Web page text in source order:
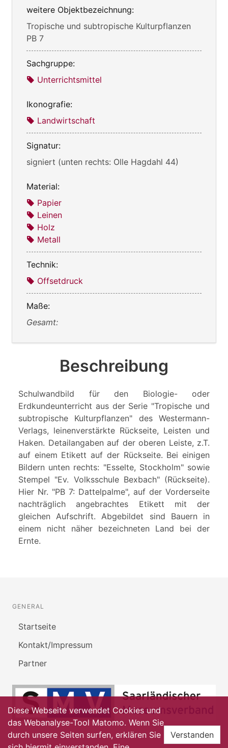
weitere Objektbezeichnung:
Tropische und subtropische Kulturpflanzen
PB 7
Sachgruppe:
Unterrichtsmittel
Ikonografie:
Landwirtschaft
Signatur:
signiert (unten rechts: Olle Hagdahl 44)
Material:
Papier
Leinen
Holz
Metall
Technik:
Offsetdruck
Maße:
Gesamt:
Beschreibung
Schulwandbild für den Biologie- oder
Erdkundeunterricht aus der Serie "Tropische und
subtropische Kulturpflanzen" des Westermann-
Verlags, leinenverstärkte Rückseite, Leisten und
Haken. Detailangaben auf der oberen Leiste, z.T.
auf einem Etikett auf der Rückseite. Bei einigen
Bildern unten rechts: "Esselte, Stockholm" sowie
Stempel "Ev. Volksschule Bexbach" (Rückseite).
Hier Nr. "PB 7: Dattelpalme", auf der Vorderseite
nachträglich angebrachtes Etikett mit der
gleichen Aufschrift. Abgebildet sind Bauern in
einem nicht näher bezeichneten Land bei der
Ernte.
GENERAL
Startseite
Kontakt/Impressum
Partner
Diese Webseite verwendet Cookies und
das Webanalyse-Tool Matomo. Wenn Sie
durch unsere Seiten surfen, erklären Sie
Verstanden